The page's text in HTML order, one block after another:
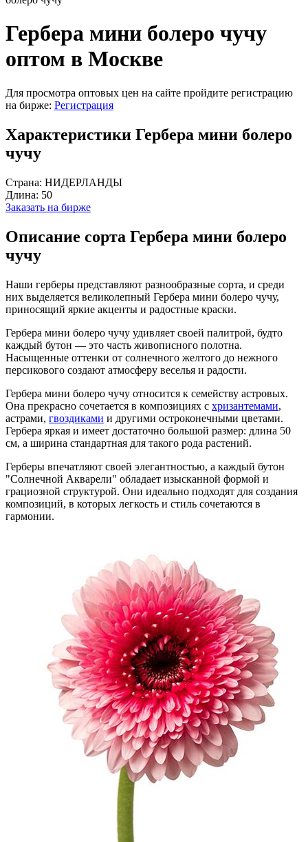
Гербера мини болеро чучу
оптом в Москве
Для просмотра оптовых цен на сайте пройдите регистрацию
на бирже: Регистрация
Характеристики Гербера мини болеро
чучу
Страна: НИДЕРЛАНДЫ
Длина: 50
Заказать на бирже
Описание сорта Гербера мини болеро
чучу
Наши герберы представляют разнообразные сорта, и среди
них выделяется великолепный Гербера мини болеро чучу,
приносящий яркие акценты и радостные краски.
Гербера мини болеро чучу удивляет своей палитрой, будто
каждый бутон — это часть живописного полотна.
Насыщенные оттенки от солнечного желтого до нежного
персикового создают атмосферу веселья и радости.
Гербера мини болеро чучу относится к семейству астровых.
Она прекрасно сочетается в композициях с хризантемами,
астрами, гвоздиками и другими остроконечными цветами.
Гербера яркая и имеет достаточно большой размер: длина 50
см, а ширина стандартная для такого рода растений.
Герберы впечатляют своей элегантностью, а каждый бутон
"Солнечной Акварели" обладает изысканной формой и
грациозной структурой. Они идеально подходят для создания
композиций, в которых легкость и стиль сочетаются в
гармонии.